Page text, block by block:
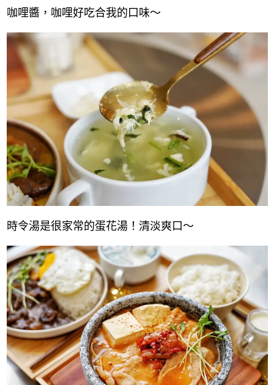
咖哩醬， 咖哩好吃合我的口味～
時令湯是很家常的蛋花湯！清淡爽口～